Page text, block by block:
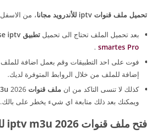
تحميل ملف قنوات iptv للأندرويد مجانا ، من الاسفل
بعد تحميل الملف تحتاج الى تحميل تطبيق Gse iptv
smartes Pro
.
إضافة للملف من خلال الروابط المتوفرة لديك.
كذلك لا تنسى التاكد من ان ملف قنوات iptv m3u
ويمكنك بعد ذلك متابعة اي شيء يخطر على بالك.
فتح ملف قنوات iptv m3u 2026 للكمبيوتر